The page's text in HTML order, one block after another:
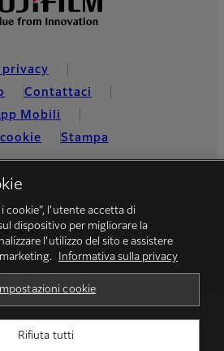
privacy
Contattaci
Mobili
Stampa
cookie”, l'utente accetta di
dispositivo per migliorare la
l'utilizzo del sito e assistere
Informativa sulla privacy
Impostazioni cookie
Rifiuta tutti